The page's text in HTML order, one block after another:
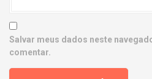
Salvar meus dados neste
comentar.